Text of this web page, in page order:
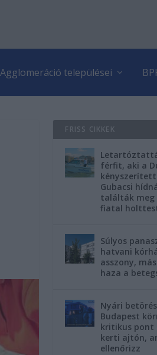
Agglomeráció települései
FRISS CIKKEK
férfit, aki a
Gubacsi
találták meg
fiatal
Súlyos
hatvani
asszony,
haza a
Nyári
Budapest
kritikus pont
kerti ajtón,
ellenőrizz